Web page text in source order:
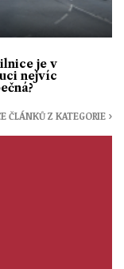
je v
nejvíc
ČLÁNKŮ Z KATEGORIE ›